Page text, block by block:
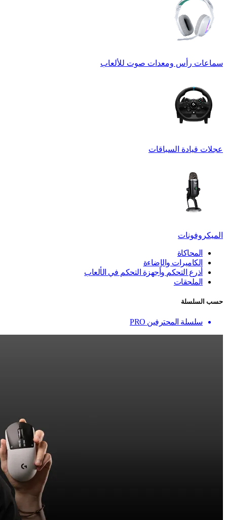
سماعات رأس ومعدات صوت للألعاب
عجلات قيادة السباقات
الميكروفونات
المحاكاة
الكاميرات والإضاءة
أذرع التحكم وأجهزة التحكم في الألعاب
الملحقات
حسب السلسلة
سلسلة المحترفين PRO